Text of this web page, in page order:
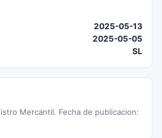
2025-05-13
2025-05-05
SL
Mercantil. Fecha de publicacion: